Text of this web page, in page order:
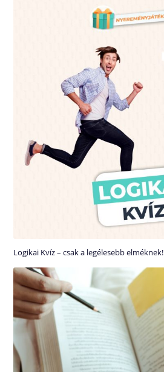
Logikai Kvíz – csak a legélesebb elméknek!